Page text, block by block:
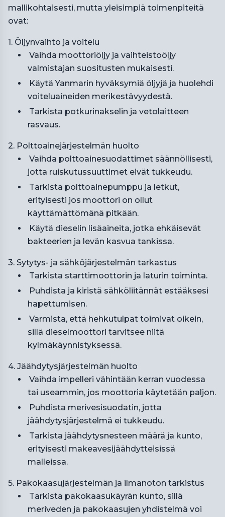
mallikohtaisesti, mutta yleisimpiä toimenpiteitä
ovat:
1. Öljynvaihto ja voitelu
Vaihda moottoriöljy ja vaihteistoöljy
valmistajan suositusten mukaisesti.
Käytä Yanmarin hyväksymiä öljyjä ja huolehdi
voiteluaineiden merikestävyydestä.
Tarkista potkurinakselin ja vetolaitteen
rasvaus.
2. Polttoainejärjestelmän huolto
Vaihda polttoainesuodattimet säännöllisesti,
jotta ruiskutussuuttimet eivät tukkeudu.
Tarkista polttoainepumppu ja letkut,
erityisesti jos moottori on ollut
käyttämättömänä pitkään.
Käytä dieselin lisäaineita, jotka ehkäisevät
bakteerien ja levän kasvua tankissa.
3. Sytytys- ja sähköjärjestelmän tarkastus
Tarkista starttimoottorin ja laturin toiminta.
Puhdista ja kiristä sähköliitännät estääksesi
hapettumisen.
Varmista, että hehkutulpat toimivat oikein,
sillä dieselmoottori tarvitsee niitä
kylmäkäynnistyksessä.
4. Jäähdytysjärjestelmän huolto
Vaihda impelleri vähintään kerran vuodessa
tai useammin, jos moottoria käytetään paljon.
Puhdista merivesisuodatin, jotta
jäähdytysjärjestelmä ei tukkeudu.
Tarkista jäähdytysnesteen määrä ja kunto,
erityisesti makeavesijäähdytteisissä
malleissa.
5. Pakokaasujärjestelmän ja ilmanoton tarkistus
Tarkista pakokaasukäyrän kunto, sillä
meriveden ja pakokaasujen yhdistelmä voi